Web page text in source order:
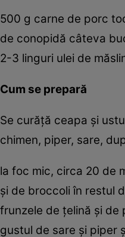
500 g carne de porc
de conopidă câteva
2-3 linguri ulei de
Cum se prepară
Se curăţă ceapa şi
chimen, piper, sare,
la foc mic, circa 20 de
şi de broccoli în restul
frunzele de ţelină şi
gustul de sare şi piper